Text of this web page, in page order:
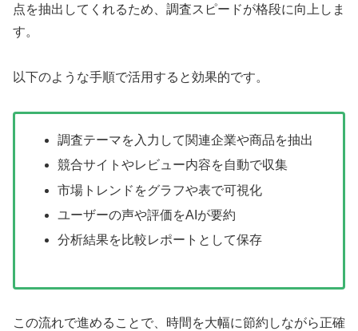
点を抽出してくれるため、調査スピードが格段に向上しま
す。
以下のような手順で活用すると効果的です。
調査テーマを入力して関連企業や商品を抽出
競合サイトやレビュー内容を自動で収集
市場トレンドをグラフや表で可視化
ユーザーの声や評価をAIが要約
分析結果を比較レポートとして保存
この流れで進めることで、時間を大幅に節約しながら正確